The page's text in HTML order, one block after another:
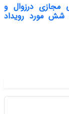
مجازی درزوال و
شش مورد رویداد